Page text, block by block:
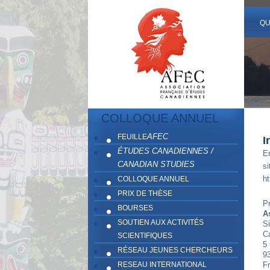
COLLOQUE ANNUEL
FEUILLEAFEC
ÉTUDES CANADIENNES /
CANADIAN STUDIES
COLLOQUE ANNUEL
PRIX DE THÈSE
BOURSES
SOUTIEN AUX ACTIVITÉS
SCIENTIFIQUES
RÉSEAU JEUNES CHERCHEURS
RESEAU INTERNATIONAL
5